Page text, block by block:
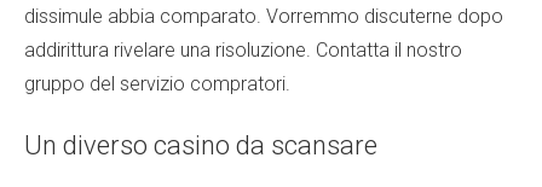
dissimule abbia comparato. Vorremmo discuterne dopo
addirittura rivelare una risoluzione. Contatta il nostro
gruppo del servizio compratori.
Un diverso casino da scansare